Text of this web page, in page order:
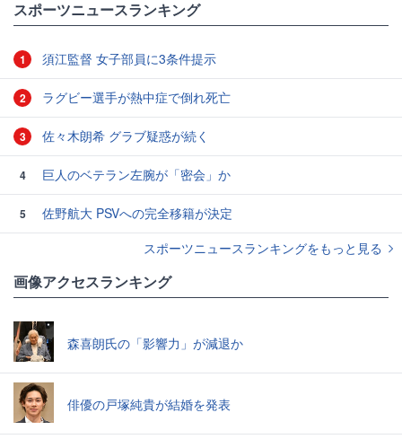
スポーツニュースランキング
1 須江監督 女子部員に3条件提示
2 ラグビー選手が熱中症で倒れ死亡
3 佐々木朗希 グラブ疑惑が続く
4 巨人のベテラン左腕が「密会」か
5
佐野航大 PSVへの完全移籍が決定
スポーツニュースランキングをもっと見る
画像アクセスランキング
森喜朗氏の「影響力」が減退か
俳優の戸塚純貴が結婚を発表